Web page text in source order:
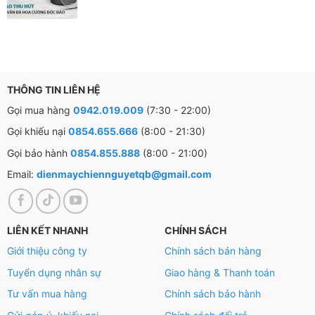
ở nhiệt độ cao từ 40 – 90 độ C. Ở nhiệt độ cao công
nghệ này có khả năng tiêu diệt đến 99,99% vi khuẩn
THÔNG TIN LIÊN HỆ
Gọi mua hàng 0942.019.009 (7:30 - 22:00)
Gọi khiếu nại 0854.655.666 (8:00 - 21:30)
Gọi bảo hành 0854.855.888 (8:00 - 21:00)
Email: dienmaychiennguyetqb@gmail.com
LIÊN KẾT NHANH
Giới thiệu công ty
Tuyển dụng nhân sự
Tư vấn mua hàng
CHÍNH SÁCH
Chính sách bán hàng
Giao hàng & Thanh toán
Chính sách bảo hành